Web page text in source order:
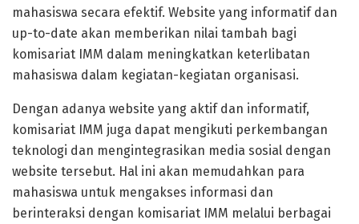
mahasiswa secara efektif. Website yang informatif dan
up-to-date akan memberikan nilai tambah bagi
komisariat IMM dalam meningkatkan keterlibatan
mahasiswa dalam kegiatan-kegiatan organisasi.
Dengan adanya website yang aktif dan informatif,
komisariat IMM juga dapat mengikuti perkembangan
teknologi dan mengintegrasikan media sosial dengan
website tersebut. Hal ini akan memudahkan para
mahasiswa untuk mengakses informasi dan
berinteraksi dengan komisariat IMM melalui berbagai